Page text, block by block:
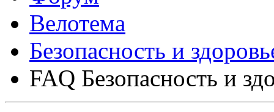
Велотема
Безопасность и
FAQ Безопасность и